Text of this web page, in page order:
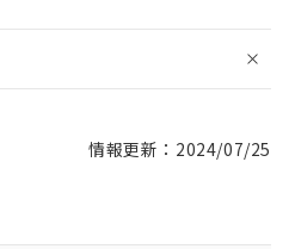
情報更新：2024/07/25